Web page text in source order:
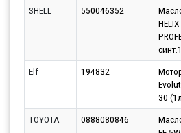
SHELL
550046352
Elf 194832
30
TOYOTA 0888080846